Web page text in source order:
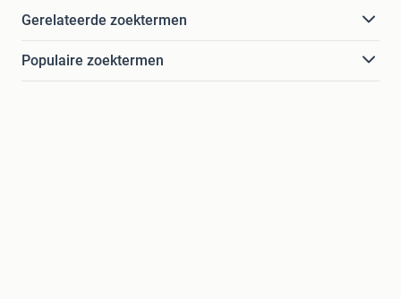
Gerelateerde zoektermen
Populaire zoektermen